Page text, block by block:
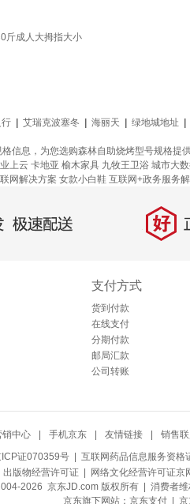
斤成人大拇指大小
艾瑞克波塞冬 海丽天 绿地城地址
息，为您选购森林自助烧烤型号规格提
上云 卡地亚 榆木家具 九牧王卫浴 城市大
网解决方案 女款小白鞋 互联网+政务服务
速配送 好 正
支付方式
货到付款
在线支付
分期付款
邮局汇款
公司转账
销中心 手机京东 友情链接 销售
证070359号 | 互联网药品信息服务资格
出版物经营许可证| 网络文化经营许可证
2026 京东JD.com 版权所有 | 消费者
京东旗下网站： 京东支付| 京